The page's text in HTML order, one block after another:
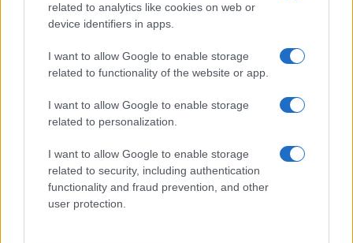
related to analytics like cookies on web or
device identifiers in apps.
I want to allow Google to enable storage
related to functionality of the website or app.
I want to allow Google to enable storage
related to personalization.
I want to allow Google to enable storage
related to security, including authentication
functionality and fraud prevention, and other
user protection.
Magical Creatures: le statuette ufficiali di Harry Potter
Beatrice Bonaventura · 7 Ago 2026
PIÙ LETTI
Sognare una bara è presagio di morte?
Sognare il fango ha anche dei significati positivi (che
ci crediate o no)